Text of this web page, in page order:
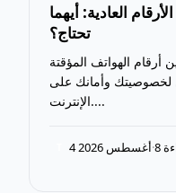
العادية: أيهما
تحتاج؟
أرقام الهواتف المؤقتة
لخصوصيتك وأمانك على
الإنترنت....
4 أغسطس 2026·